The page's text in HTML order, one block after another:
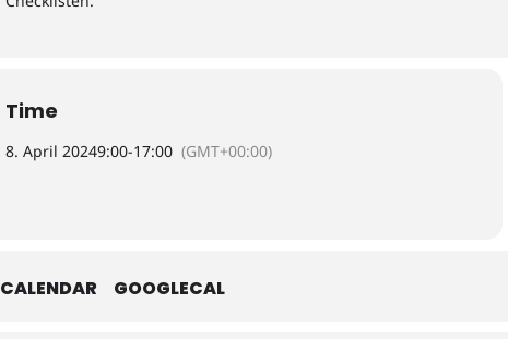
Time
8. April 20249:00-17:00 (GMT+00:00)
CALENDAR GOOGLECAL